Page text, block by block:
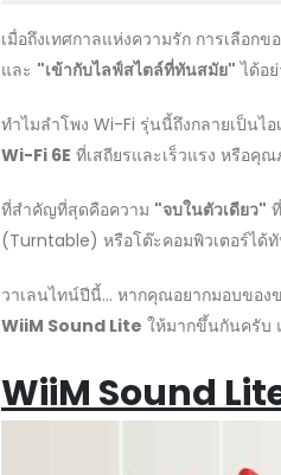
เมื่อถึงเทศกาลแห่งความรัก การเลือ
และ "เข้ากับไลฟ์สไตล์ที่ทันสมัย" ได้อ
ทำไมลำโพง Wi-Fi รุ่นนี้ถึงกลายเป็นไ
Wi-Fi 6E ที่เสถียรและเร็วแรง หรือคุณ
ที่สำคัญที่สุดคือความ "จบในตัวเดียว"
(Turntable) หรือโต๊ะคอมพิวเตอร์ได้
วาเลนไทน์ปีนี้... หากคุณอยากมอบขอ
WiiM Sound Lite ให้มากขึ้นกันครับ
WiiM Sound